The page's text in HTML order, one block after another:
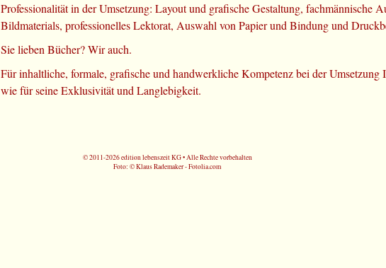
Professionalität in der Umsetzung: Layout und grafische Gestaltung, fachmännische
Bildmaterials, professionelles Lektorat, Auswahl von Papier und Bindung und
Sie lieben Bücher? Wir auch.
Für inhaltliche, formale, grafische und handwerkliche Kompetenz bei der Umsetzung
wie für seine Exklusivität und Langlebigkeit.
© 2011-2026 edition lebenszeit KG • Alle Rechte vorbehalten
Foto: © Klaus Rademaker - Fotolia.com